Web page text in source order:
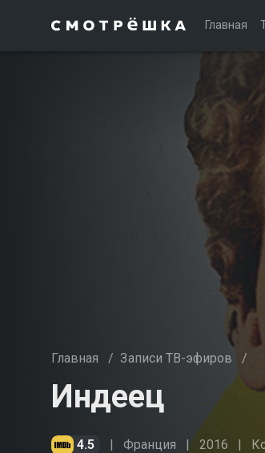
Главная
Главная / Записи ТВ-эфиров /
Индеец
4.5 Франция 2016